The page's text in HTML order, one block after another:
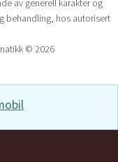
av generell karakter og
behandling, hos autorisert
© 2026